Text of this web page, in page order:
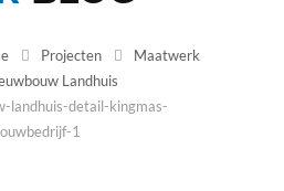
Projecten
Maatwerk
Landhuis
landhuis-detail-kingmas-
1